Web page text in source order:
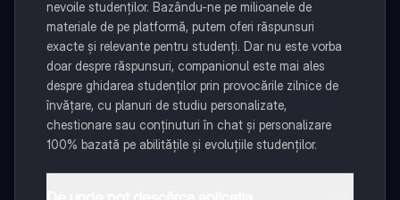
nevoile studenților. Bazându-ne pe milioanele de
materiale de pe platformă, putem oferi răspunsuri
exacte și relevante pentru studenți. Dar nu este vorba
doar despre răspunsuri, companionul este mai ales
despre ghidarea studenților prin provocările zilnice de
învățare, cu planuri de studiu personalizate,
chestionare sau conținuturi în chat și personalizare
100% bazată pe abilitățile și evoluțiile studenților.